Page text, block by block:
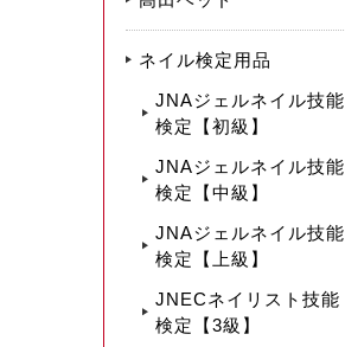
ネイル検定用品
JNAジェルネイル技能
検定【初級】
JNAジェルネイル技能
検定【中級】
JNAジェルネイル技能
検定【上級】
JNECネイリスト技能
検定【3級】